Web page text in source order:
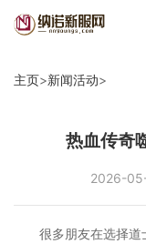
主页>新闻活动>
热血传奇
2026-
很多朋友在选择道